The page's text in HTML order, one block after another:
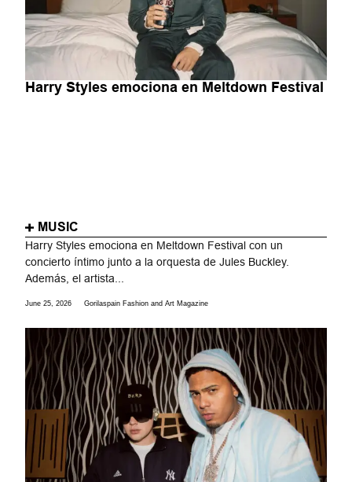
Harry Styles emociona en Meltdown Festival
MUSIC
Harry Styles emociona en Meltdown Festival con un
concierto íntimo junto a la orquesta de Jules Buckley.
Además, el artista...
June 25, 2026 Gorilaspain Fashion and Art Magazine